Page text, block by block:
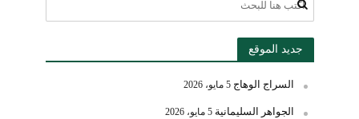
جديد الموقع
السراج الوهاج 5 مايو، 2026
الجواهر السليمانية 5 مايو، 2026